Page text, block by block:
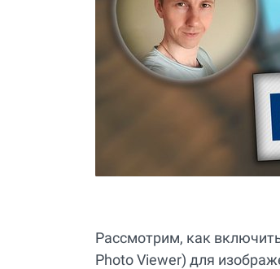
Рассмотрим, как
Photo Viewer) для